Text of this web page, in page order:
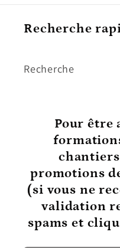
Recherche
Recherche
Pour être
promotions
(si vous ne
validation
spams et